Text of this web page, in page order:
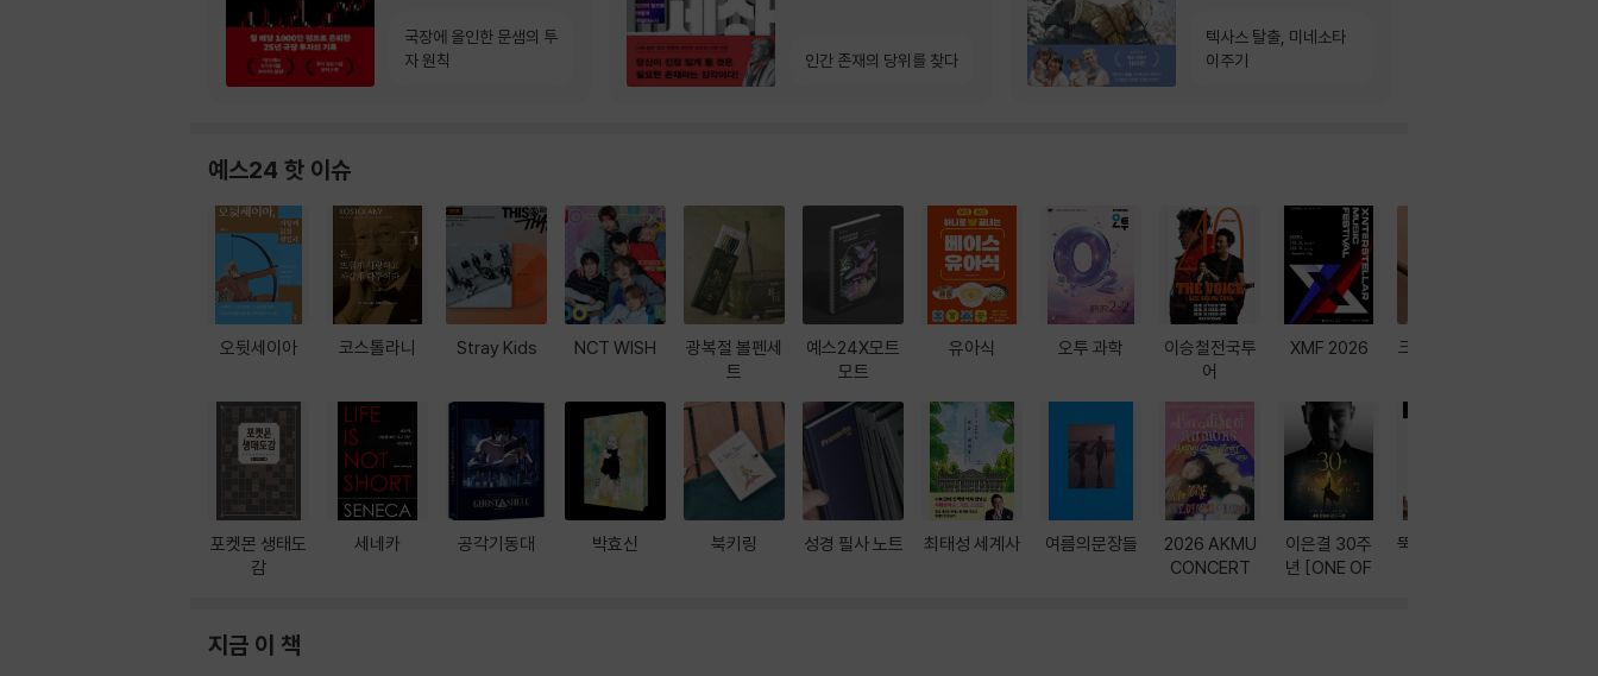
국장에 올인한 문샘의 투
자 원칙
인간 존재의 당위를 찾다
텍사스 탈출, 미네소타
이주기
예스24 핫 이슈
오뒷세이아
포켓몬 생태도
감
코스톨라니
세네카
Stray Kids
공각기동대
NCT WISH
박효신
광복절 볼펜세
트
북키링
예스24X모트
모트
성경 필사 노트
유아식
최태성 세계사
오투 과학
여름의문장들
이승철전국투
어
2026 AKMU
CONCERT
XMF 2026
이은결 30주
년 [ONE OF
크레마 이북 리
뚝딱! AI 3대장
지금 이 책